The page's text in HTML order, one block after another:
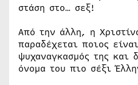
στάση στο… σεξ!
Από την άλλη, η
παραδέχεται ποιος
ψυχαναγκασμός της και
όνομα του πιο σέξι